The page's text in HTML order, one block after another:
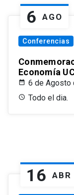
6 AGO
Conferencias
Economía
6 de Agosto
Todo el dia.
16 ABR